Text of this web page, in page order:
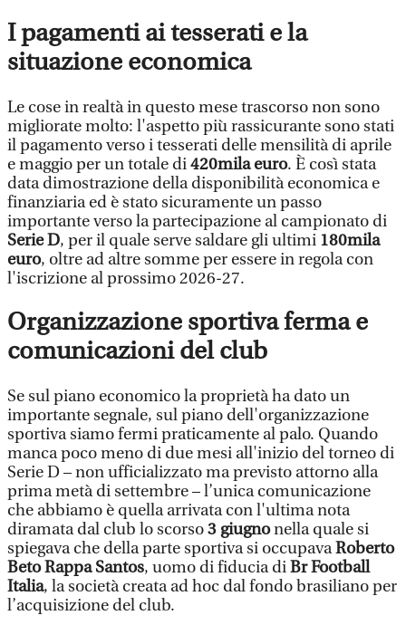
I pagamenti ai tesserati e la
situazione economica
Le cose in realtà in questo mese trascorso non sono
migliorate molto: l'aspetto più rassicurante sono stati
il pagamento verso i tesserati delle mensilità di aprile
e maggio per un totale di420mila euro. È così stata
data dimostrazione della disponibilità economica e
finanziaria ed è stato sicuramente un passo
importante verso la partecipazione al campionato di
Serie D, per il quale serve saldare gli ultimi 180mila
euro, oltre ad altre somme per essere in regola con
l'iscrizione al prossimo 2026-27.
Organizzazione sportiva ferma e
comunicazioni del club
Se sul piano economico la proprietà ha dato un
importante segnale, sul piano dell'organizzazione
sportiva siamo fermi praticamente al palo. Quando
manca poco meno di due mesi all'inizio del torneo di
Serie D – non ufficializzato ma previsto attorno alla
prima metà di settembre – l’unica comunicazione
che abbiamo è quella arrivata con l'ultima nota
diramata dal club lo scorso3 giugnonella quale si
spiegava che della parte sportiva si occupavaRoberto
Beto Rappa Santos, uomo di fiducia diBr Football
Italia, la società creata ad hoc dal fondo brasiliano per
l’acquisizione del club.